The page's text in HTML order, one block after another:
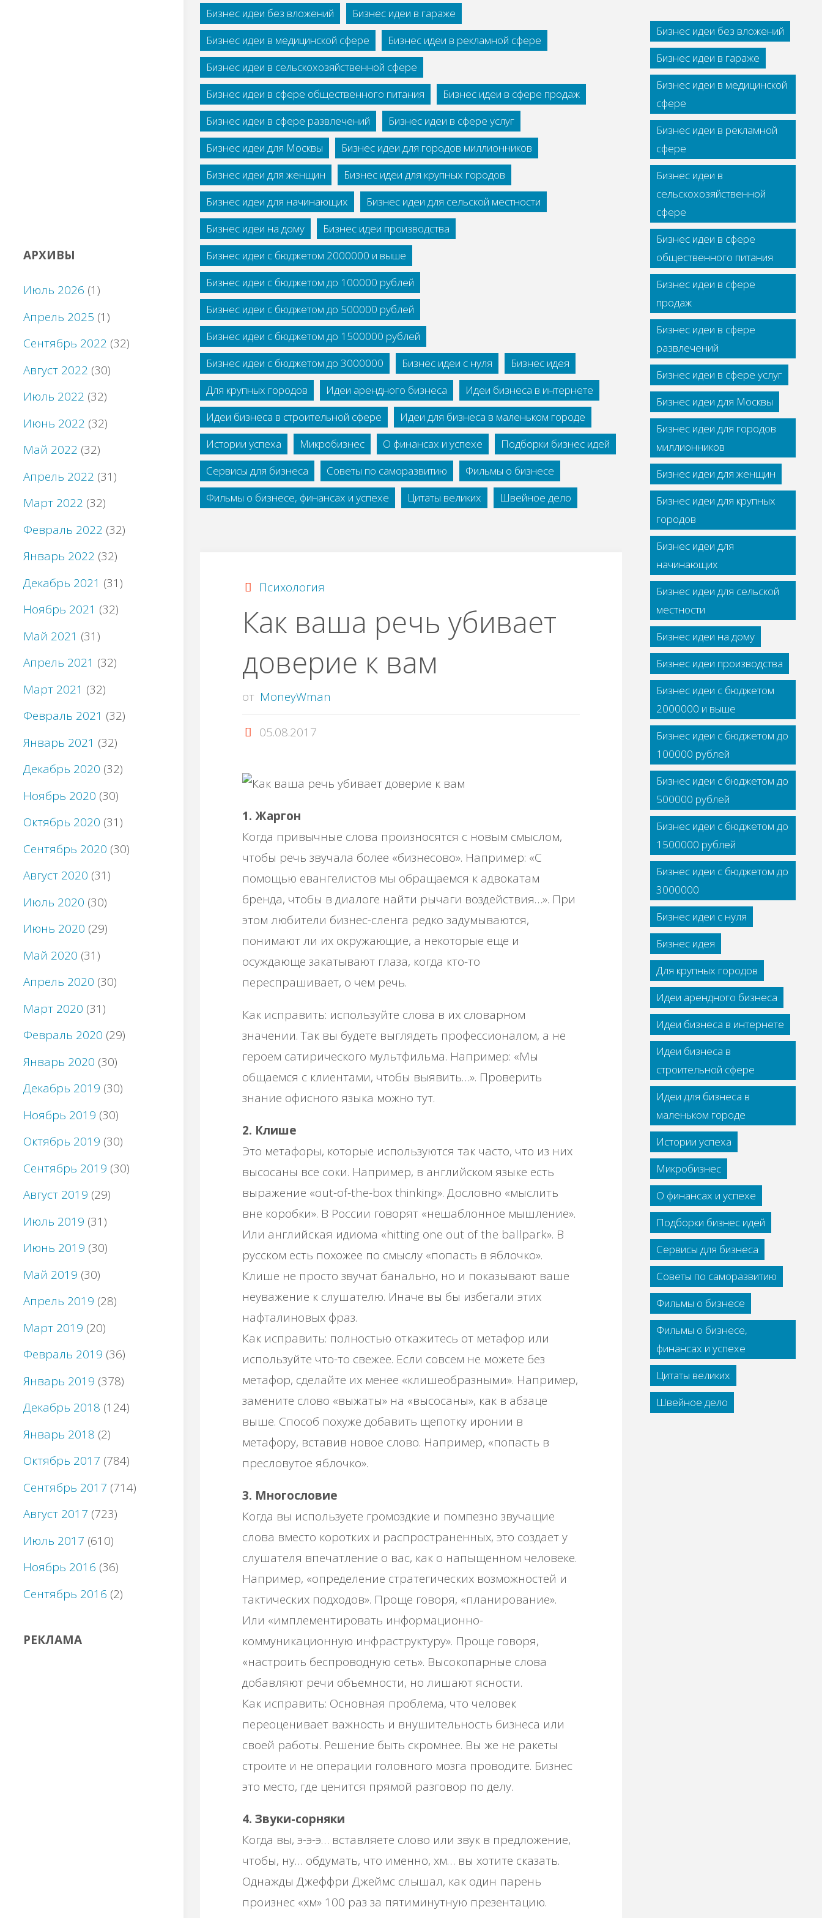
Бизнес идеи без вложений
Бизнес идеи в гараже
Бизнес идеи в медицинской сфере
Бизнес идеи в рекламной сфере
Бизнес идеи в сельскохозяйственной сфере
Бизнес идеи в сфере общественного питания
Бизнес идеи в сфере продаж
Бизнес идеи в сфере развлечений
Бизнес идеи в сфере услуг
Бизнес идеи для Москвы
Бизнес идеи для городов миллионников
Бизнес идеи для женщин
Бизнес идеи для крупных городов
Бизнес идеи для начинающих
Бизнес идеи для сельской местности
Бизнес идеи на дому
Бизнес идеи производства
Бизнес идеи с бюджетом 2000000 и выше
Бизнес идеи с бюджетом до 100000 рублей
Бизнес идеи с бюджетом до 500000 рублей
Бизнес идеи с бюджетом до 1500000 рублей
Бизнес идеи с бюджетом до 3000000
Бизнес идеи с нуля
Бизнес идея
Для крупных городов
Идеи арендного бизнеса
Идеи бизнеса в интернете
Идеи бизнеса в строительной сфере
Идеи для бизнеса в маленьком городе
Истории успеха
Микробизнес О финансах и успехе
Подборки бизнес идей
Сервисы для бизнеса
Советы по саморазвитию
Фильмы о бизнесе
Фильмы о бизнесе, финансах и успехе
Цитаты великих Швейное дело
Психология
Как ваша речь убивает
доверие к вам
от MoneyWman
05.08.2017
1. Жаргон
Когда привычные слова произносятся с новым смыслом,
чтобы речь звучала более «бизнесово». Например: «С
помощью евангелистов мы обращаемся к адвокатам
бренда, чтобы в диалоге найти рычаги воздействия…». При
этом любители бизнес-сленга редко задумываются,
понимают ли их окружающие, а некоторые еще и
осуждающе закатывают глаза, когда кто-то
переспрашивает, о чем речь.
Как исправить: используйте слова в их словарном
значении. Так вы будете выглядеть профессионалом, а не
героем сатирического мультфильма. Например: «Мы
общаемся с клиентами, чтобы выявить…». Проверить
знание офисного языка можно тут.
2. Клише
Это метафоры, которые используются так часто, что из них
высосаны все соки. Например, в английском языке есть
выражение «out-of-the-box thinking». Дословно «мыслить
вне коробки». В России говорят «нешаблонное мышление».
Или английская идиома «hitting one out of the ballpark». В
русском есть похожее по смыслу «попасть в яблочко».
Клише не просто звучат банально, но и показывают ваше
неуважение к слушателю. Иначе вы бы избегали этих
нафталиновых фраз.
Как исправить: полностью откажитесь от метафор или
используйте что-то свежее. Если совсем не можете без
метафор, сделайте их менее «клишеобразными». Например,
замените слово «выжаты» на «высосаны», как в абзаце
выше. Способ похуже добавить щепотку иронии в
метафору, вставив новое слово. Например, «попасть в
пресловутое яблочко».
3. Многословие
Когда вы используете громоздкие и помпезно звучащие
слова вместо коротких и распространенных, это создает у
слушателя впечатление о вас, как о напыщенном человеке.
Например, «определение стратегических возможностей и
тактических подходов». Проще говоря, «планирование».
Или «имплементировать информационно-
коммуникационную инфраструктуру». Проще говоря,
«настроить беспроводную сеть». Высокопарные слова
добавляют речи объемности, но лишают ясности.
Как исправить: Основная проблема, что человек
переоценивает важность и внушительность бизнеса или
своей работы. Решение быть скромнее. Вы же не ракеты
строите и не операции головного мозга проводите. Бизнес
это место, где ценится прямой разговор по делу.
4. Звуки-сорняки
Когда вы, э-э-э… вставляете слово или звук в предложение,
чтобы, ну… обдумать, что именно, хм… вы хотите сказать.
Однажды Джеффри Джеймс слышал, как один парень
произнес «хм» 100 раз за пятиминутную презентацию.
АРХИВЫ
Июль 2026 (1)
Апрель 2025 (1)
Сентябрь 2022 (32)
Август 2022 (30)
Июль 2022 (32)
Июнь 2022 (32)
Май 2022 (32)
Апрель 2022 (31)
Март 2022 (32)
Февраль 2022 (32)
Январь 2022 (32)
Декабрь 2021 (31)
Ноябрь 2021 (32)
Май 2021 (31)
Апрель 2021 (32)
Март 2021 (32)
Февраль 2021 (32)
Январь 2021 (32)
Декабрь 2020 (32)
Ноябрь 2020 (30)
Октябрь 2020 (31)
Сентябрь 2020 (30)
Август 2020 (31)
Июль 2020 (30)
Июнь 2020 (29)
Май 2020 (31)
Апрель 2020 (30)
Март 2020 (31)
Февраль 2020 (29)
Январь 2020 (30)
Декабрь 2019 (30)
Ноябрь 2019 (30)
Октябрь 2019 (30)
Сентябрь 2019 (30)
Август 2019 (29)
Июль 2019 (31)
Июнь 2019 (30)
Май 2019 (30)
Апрель 2019 (28)
Март 2019 (20)
Февраль 2019 (36)
Январь 2019 (378)
Декабрь 2018 (124)
Январь 2018 (2)
Октябрь 2017 (784)
Сентябрь 2017 (714)
Август 2017 (723)
Июль 2017 (610)
Ноябрь 2016 (36)
Сентябрь 2016 (2)
РЕКЛАМА
Бизнес идеи без вложений
Бизнес идеи в гараже
Бизнес идеи в медицинской
сфере
Бизнес идеи в рекламной
сфере
Бизнес идеи в
сельскохозяйственной
сфере
Бизнес идеи в сфере
общественного питания
Бизнес идеи в сфере
продаж
Бизнес идеи в сфере
развлечений
Бизнес идеи в сфере услуг
Бизнес идеи для Москвы
Бизнес идеи для городов
миллионников
Бизнес идеи для женщин
Бизнес идеи для крупных
городов
Бизнес идеи для
начинающих
Бизнес идеи для сельской
местности
Бизнес идеи на дому
Бизнес идеи производства
Бизнес идеи с бюджетом
2000000 и выше
Бизнес идеи с бюджетом до
100000 рублей
Бизнес идеи с бюджетом до
500000 рублей
Бизнес идеи с бюджетом до
1500000 рублей
Бизнес идеи с бюджетом до
3000000
Бизнес идеи с нуля
Бизнес идея
Для крупных городов
Идеи арендного бизнеса
Идеи бизнеса в интернете
Идеи бизнеса в
строительной сфере
Идеи для бизнеса в
маленьком городе
Истории успеха
Микробизнес
О финансах и успехе
Подборки бизнес идей
Сервисы для бизнеса
Советы по саморазвитию
Фильмы о бизнесе
Фильмы о бизнесе,
финансах и успехе
Цитаты великих
Швейное дело